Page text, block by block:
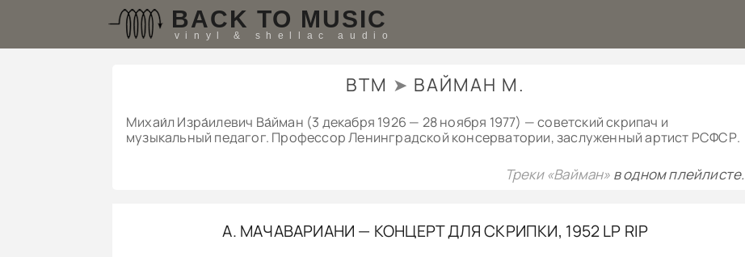
BACK TO MUSIC
vinyl & shellac audio
BTM ➤ ВАЙМАН М.
Михаи́л Изра́илевич Ва́йман (3 декабря 1926 — 28 ноября 1977) — советский скрипач и
музыкальный педагог. Профессор Ленинградской консерватории, заслуженный артист РСФСР.
Треки «Вайман» в одном плейлисте.
А. МАЧАВАРИАНИ — КОНЦЕРТ ДЛЯ СКРИПКИ, 1952 LP RIP